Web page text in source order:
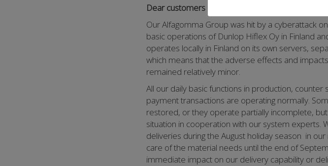
Dear customers and partners
Our Alfagomma Group was hit by a cyberattack
basic operations of Dunlop Hiflex Oy in Finland
operates locally in Finland on its own servers,
which means that the adverse effects and
remained relatively minor.
All our daily basic functions in production,
payment transactions are operating normally.
restored, or they operate partially incomplete,
situation in cooperation with our system
deliveries during the August holiday season in
care of the material needs until the end of
immediate impact on our delivery capability or